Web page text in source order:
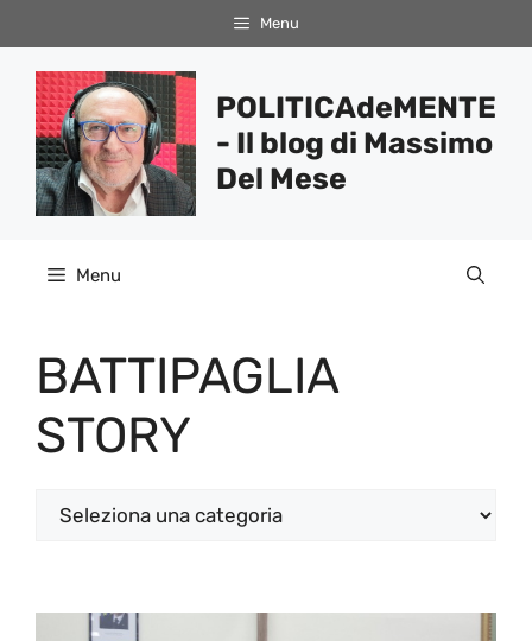
al
contenuto
Menu
POLITICAdeMENTE
- Il blog di Massimo
Del Mese
Menu
BATTIPAGLIA
STORY
Categorie